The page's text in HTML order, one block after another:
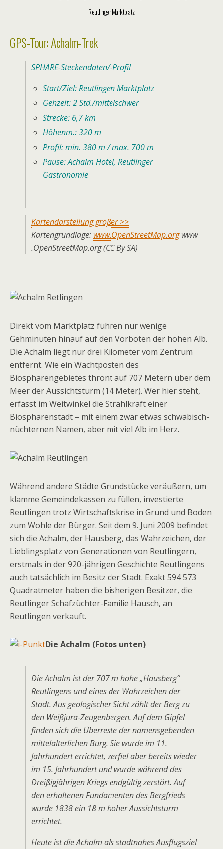
GPS-Tour: Achalm-Trek
SPHÄRE-Steckendaten/-Profil
Start/Ziel: Reutlingen Marktplatz
Gehzeit: 2 Std./mittelschwer
Strecke: 6,7 km
Höhenm.: 320 m
Profil: min. 380 m / max. 700 m
Pause: Achalm Hotel, Reutlinger
Gastronomie
Kartendarstellung größer >>
Kartengrundlage: www.OpenStreetMap.orgwww
.OpenStreetMap.org (CC By SA)
Direkt vom Marktplatz führen nur wenige
Gehminuten hinauf auf den Vorboten der hohen Alb.
Die Achalm liegt nur drei Kilometer vom Zentrum
entfernt. Wie ein Wachtposten des
Biosphärengebietes thront auf 707 Metern über dem
Meer der Aussichtsturm (14 Meter). Wer hier steht,
erfasst im Weitwinkel die Strahlkraft einer
Biosphärenstadt – mit einem zwar etwas schwäbisch-
nüchternen Namen, aber mit viel Alb im Herz.
Während andere Städte Grundstücke veräußern, um
klamme Gemeindekassen zu füllen, investierte
Reutlingen trotz Wirtschaftskrise in Grund und Boden
zum Wohle der Bürger. Seit dem 9. Juni 2009 befindet
sich die Achalm, der Hausberg, das Wahrzeichen, der
Lieblingsplatz von Generationen von Reutlingern,
erstmals in der 920-jährigen Geschichte Reutlingens
auch tatsächlich im Besitz der Stadt. Exakt 594 573
Quadratmeter haben die bisherigen Besitzer, die
Reutlinger Schafzüchter-Familie Hausch, an
Reutlingen verkauft.
Die Achalm (Fotos unten)
Die Achalm ist der 707 m hohe „Hausberg“
Reutlingens und eines der Wahrzeichen der
Stadt. Aus geologischer Sicht zählt der Berg zu
den Weißjura-Zeugenbergen. Auf dem Gipfel
finden sich die Überreste der namensgebenden
mittelalterlichen Burg. Sie wurde im 11.
Jahrhundert errichtet, zerfiel aber bereits wieder
im 15. Jahrhundert und wurde während des
Dreißigjährigen Kriegs endgültig zerstört. Auf
den erhaltenen Fundamenten des Bergfrieds
wurde 1838 ein 18 m hoher Aussichtsturm
errichtet.
Heute ist die Achalm als stadtnahes Ausflugsziel